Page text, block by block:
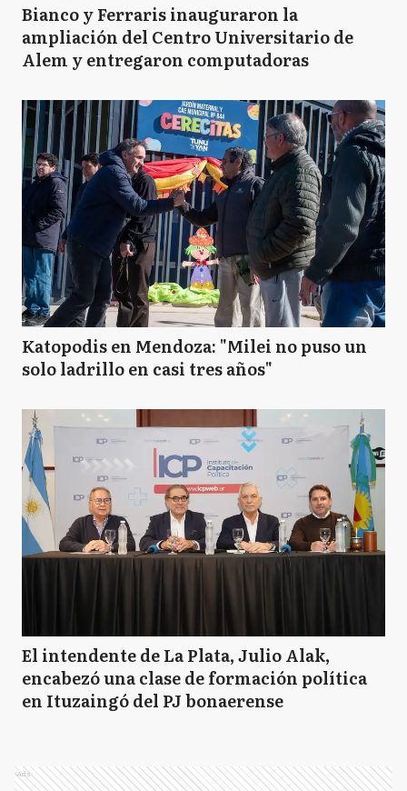
Bianco y Ferraris inauguraron la
ampliación del Centro Universitario de
Alem y entregaron computadoras
Katopodis en Mendoza: "Milei no puso un
solo ladrillo en casi tres años"
El intendente de La Plata, Julio Alak,
encabezó una clase de formación política
en Ituzaingó del PJ bonaerense
Ads